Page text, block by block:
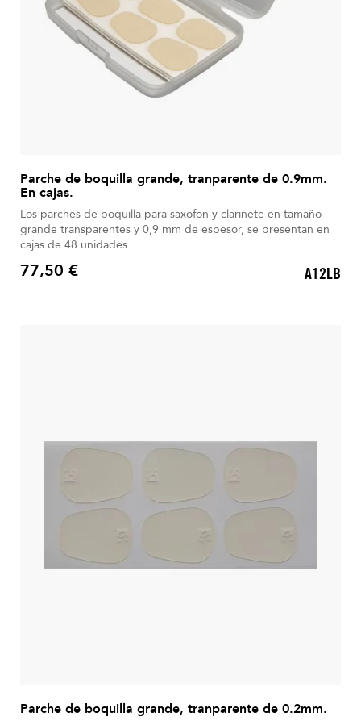
Parche de boquilla grande, tranparente de 0.9mm.
En cajas.
Los parches de boquilla para saxofón y clarinete en tamaño
grande transparentes y 0,9 mm de espesor, se presentan en
cajas de 48 unidades.
Precio
77,50 € A12LB
Parche de boquilla grande, tranparente de 0.2mm.